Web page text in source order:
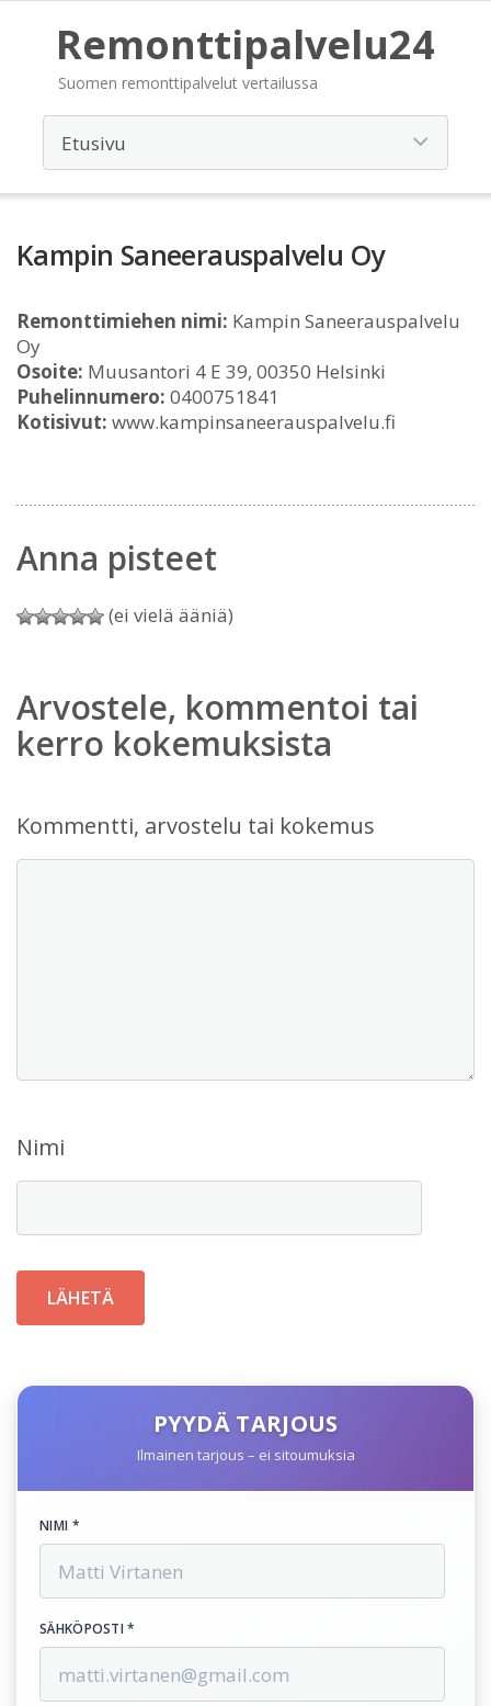
Remonttipalvelu24
Suomen remonttipalvelut vertailussa
Kampin Saneerauspalvelu Oy
Remonttimiehen nimi: Kampin Saneerauspalvelu
Oy
Osoite: Muusantori 4 E 39, 00350 Helsinki
Puhelinnumero: 0400751841
Kotisivut: www.kampinsaneerauspalvelu.fi
Anna pisteet
(ei vielä ääniä)
Arvostele, kommentoi tai
kerro kokemuksista
Kommentti, arvostelu tai kokemus
Nimi
PYYDÄ TARJOUS
Ilmainen tarjous – ei sitoumuksia
NIMI *
SÄHKÖPOSTI *